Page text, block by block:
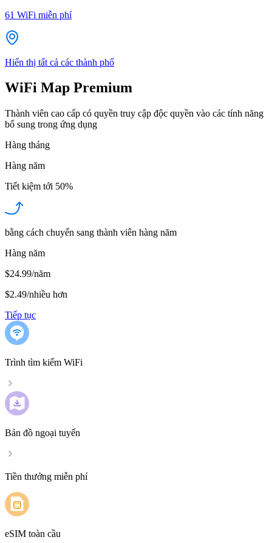
61 WiFi miễn phí
Hiển thị tất cả các thành phố
WiFi Map Premium
Thành viên cao cấp có quyền truy cập độc quyền vào các tính năng
bổ sung trong ứng dụng
Hàng tháng
Hàng năm
Tiết kiệm tới 50%
bằng cách chuyển sang thành viên hàng năm
Hàng năm
$24.99/năm
$2.49/nhiều hơn
Tiếp tục
Trình tìm kiếm WiFi
Bản đồ ngoại tuyến
Tiền thưởng miễn phí
eSIM toàn cầu